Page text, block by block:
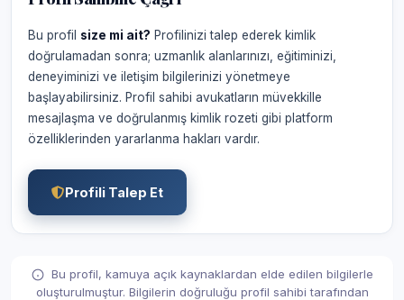
Bu profil size mi ait? Profilinizi talep ederek kimlik
doğrulamadan sonra; uzmanlık alanlarınızı, eğitiminizi,
deneyiminizi ve iletişim bilgilerinizi yönetmeye
başlayabilirsiniz. Profil sahibi avukatların müvekkille
mesajlaşma ve doğrulanmış kimlik rozeti gibi platform
özelliklerinden yararlanma hakları vardır.
Profili Talep Et
Bu profil, kamuya açık kaynaklardan elde edilen bilgilerle
oluşturulmuştur. Bilgilerin doğruluğu profil sahibi tarafından